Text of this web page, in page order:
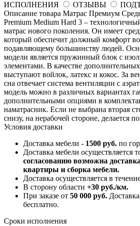
ИСПОЛНЕНИЯ
ОТЗЫВЫ
Описание товара Матрас Премиум
Premium Medium Hard 3 –
матрас нового поколения. Он имеет
который обеспечит должный комфорт
подавляющему большинству людей.
модели является пружинный блок с
элементами. В качестве
выступают войлок, латекс и кокос. За
сна отвечает система вентиляции с
модель можно в различных вариантах
дополнительными опциями в
наматрасник. Если не выбрана вторая
снизу, на нерабочей стороне, делается
Условия доставки
Доставка мебели - 1500 руб. по
Доставка мебели осуществляется
согласованию возможна
квартиры и сборка мебели.
Доставка осуществляется в
В сторону области +30 руб./км.
При заказе от 50 000 руб.
бесплатно.
Сроки исполнения